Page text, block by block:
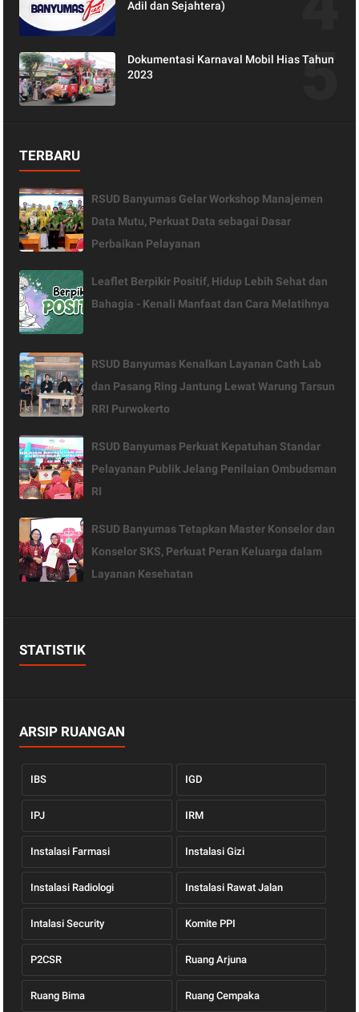
Adil dan Sejahtera)
Dokumentasi Karnaval Mobil Hias Tahun
2023
TERBARU
RSUD Banyumas Gelar Workshop Manajemen
Data Mutu, Perkuat Data sebagai Dasar
Perbaikan Pelayanan
Leaflet Berpikir Positif, Hidup Lebih Sehat dan
Bahagia - Kenali Manfaat dan Cara Melatihnya
RSUD Banyumas Kenalkan Layanan Cath Lab
dan Pasang Ring Jantung Lewat Warung Tarsun
RRI Purwokerto
RSUD Banyumas Perkuat Kepatuhan Standar
Pelayanan Publik Jelang Penilaian Ombudsman
RI
RSUD Banyumas Tetapkan Master Konselor dan
Konselor SKS, Perkuat Peran Keluarga dalam
Layanan Kesehatan
STATISTIK
ARSIP RUANGAN
IBS IGD
IPJ IRM
Instalasi Farmasi Instalasi Gizi
Instalasi Radiologi Instalasi Rawat Jalan
Intalasi Security Komite PPI
P2CSR Ruang Arjuna
Ruang Bima Ruang Cempaka